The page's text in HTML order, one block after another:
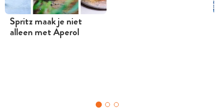
Spritz maak je niet
alleen met Aperol